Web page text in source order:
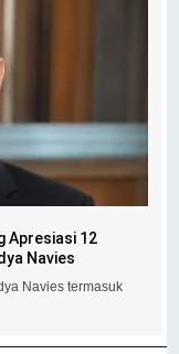
Apresiasi 12
Navies
Navies termasuk